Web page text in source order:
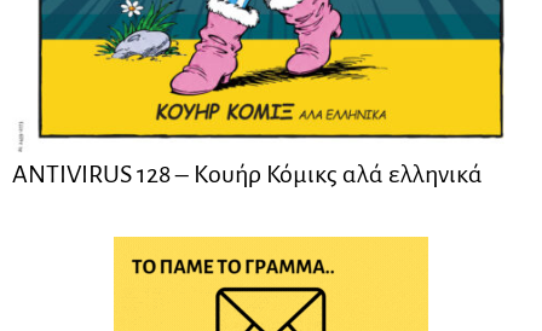
ANTIVIRUS 128 – Kουήρ Κόμικς αλά ελληνικά